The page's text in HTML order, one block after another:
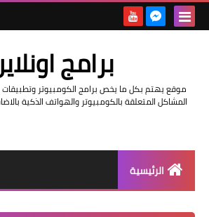
برامج
موقع يهتم بكل ما يخص برامج الكومبيوتر وتطبيقات
المشاكل المتعلقة بالكومبيوتر والهواتف الذكية
الرئيسية